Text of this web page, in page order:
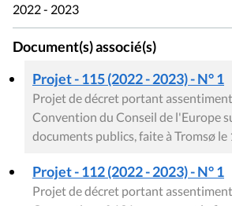
2022 - 2023
Document(s) associé(s)
Projet - 115 (2022 - 2023) - N° 1
Projet de décret portant
Convention du Conseil de l'Europe
documents publics, faite à Tromsø
Projet - 112 (2022 - 2023) - N° 1
Projet de décret portant